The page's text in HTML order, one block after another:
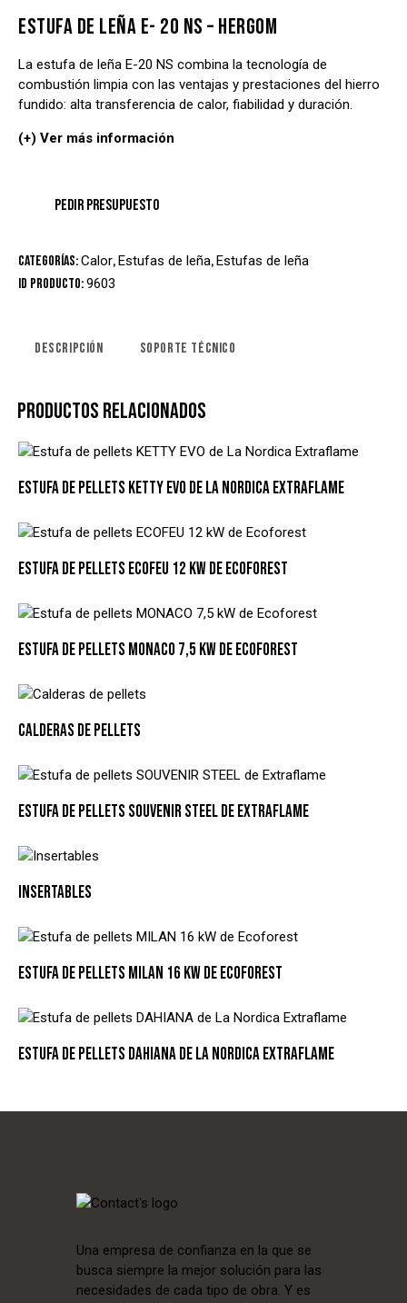
ESTUFA DE LEÑA E- 20 NS – HERGOM
La estufa de leña E-20 NS combina la tecnología de
combustión limpia con las ventajas y prestaciones del hierro
fundido: alta transferencia de calor, fiabilidad y duración.
(+) Ver más información
Categorías:Calor,Estufas de leña,Estufas de leña
ID producto:9603
DESCRIPCIÓN SOPORTE TÉCNICO
PRODUCTOS RELACIONADOS
ESTUFA DE PELLETS KETTY EVO DE LA NORDICA EXTRAFLAME
ESTUFA DE PELLETS ECOFEU 12 KW DE ECOFOREST
ESTUFA DE PELLETS MONACO 7,5 KW DE ECOFOREST
CALDERAS DE PELLETS
ESTUFA DE PELLETS SOUVENIR STEEL DE EXTRAFLAME
INSERTABLES
ESTUFA DE PELLETS MILAN 16 KW DE ECOFOREST
ESTUFA DE PELLETS DAHIANA DE LA NORDICA EXTRAFLAME
Una empresa de confianza en la que se
busca siempre la mejor solución para las
necesidades de cada tipo de obra. Y es